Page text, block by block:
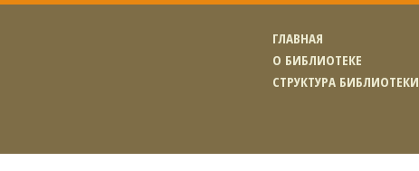
ГЛАВНАЯ
О БИБЛИОТЕКЕ
СТРУКТУРА БИБЛИОТЕКИ